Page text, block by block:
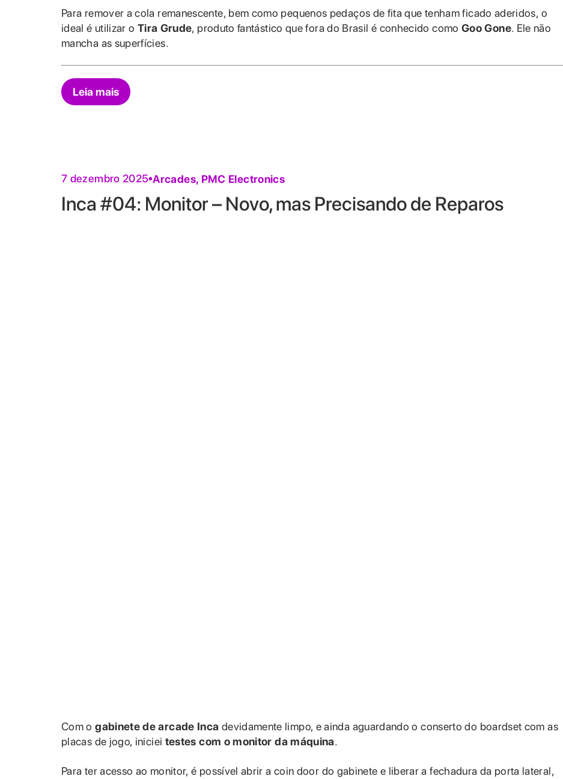
Para remover a cola remanescente, bem como pequenos pedaços de fita que tenham ficado aderidos, o
ideal é utilizar o Tira Grude, produto fantástico que fora do Brasil é conhecido como Goo Gone. Ele não
mancha as superfícies.
Leia mais
7 dezembro 2025 Arcades, PMC Electronics
Inca #04: Monitor – Novo, mas Precisando de Reparos
Com ogabinete de arcade Inca devidamente limpo, e ainda aguardando o conserto do boardset com as
placas de jogo, iniciei testes com o monitor da máquina.
Para ter acesso ao monitor, é possível abrir a coin door do gabinete e liberar a fechadura da porta lateral,